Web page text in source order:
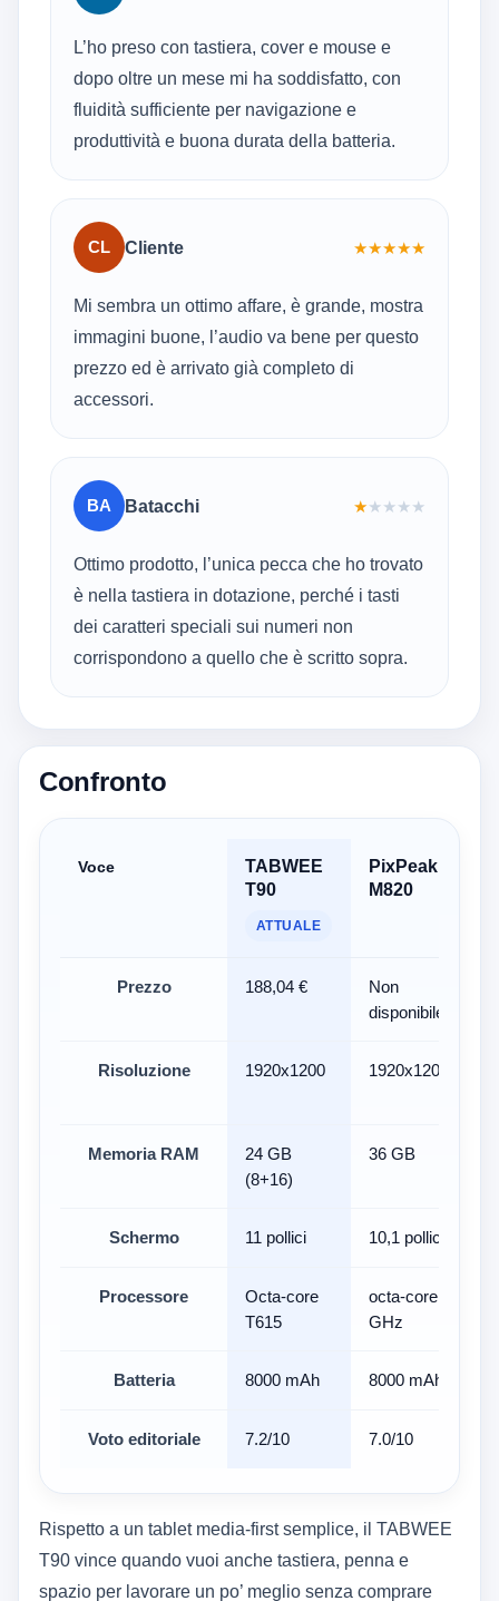
L’ho preso con tastiera, cover e mouse e
dopo oltre un mese mi ha soddisfatto, con
fluidità sufficiente per navigazione e
produttività e buona durata della batteria.
CL Cliente ★★★★★
Mi sembra un ottimo affare, è grande, mostra
immagini buone, l’audio va bene per questo
prezzo ed è arrivato già completo di
accessori.
BA Batacchi ★★★★★
Ottimo prodotto, l’unica pecca che ho trovato
è nella tastiera in dotazione, perché i tasti
dei caratteri speciali sui numeri non
corrispondono a quello che è scritto sopra.
Confronto
Voce
TABWEE
T90
ATTUALE
PixPeak
M820
Prezzo 188,04 €
Non
disponibile
Risoluzione 1920x1200 1920x1200
Memoria RAM
24 GB
(8+16)
36 GB
Schermo 11 pollici 10,1 pollici
Processore
Octa-core
T615
octa-core 2,0
GHz
Batteria 8000 mAh 8000 mAh
Voto editoriale 7.2/10 7.0/10
Rispetto a un tablet media-first semplice, il TABWEE
T90 vince quando vuoi anche tastiera, penna e
spazio per lavorare un po’ meglio senza comprare